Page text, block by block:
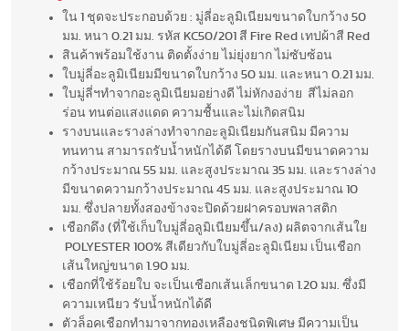
ใน 1 ชุดจะประกอบด้วย : มู่ลี่อะลูมิเนียมขนาดใบกว้าง 50
มม. หนา 0.21 มม. รหัส KC50/201 สี Fire Red เทปผ้าสี Red
สินค้าพร้อมใช้งาน ติดตั้งง่าย ไม่ยุ่งยาก ไม่ซับซ้อน
ใบมู่ลี่อะลูมิเนียมมีขนาดใบกว้าง 50 มม. และหนา 0.21 มม.
ใบมู่ลี่ฯทำจากอะลูมิเนียมอย่างดี ไม่หักงอง่าย สีไม่ลอก
ร่อน ทนต่อแสงแดด ความชื้นและไม่เกิดสนิม
รางบนและรางล่างทำจากอะลูมิเนียมกันสนิม มีความ
ทนทาน สามารถรับน้ำหนักได้ดี โดยรางบนมีขนาดความ
กว้างประมาณ 55 มม. และสูงประมาณ 35 มม. และรางล่าง
มีขนาดความกว้างประมาณ 45 มม. และสูงประมาณ 10
มม. ซึ่งปลายทั้งสองข้างจะปิดด้วยฝาครอบพลาสติก
เชือกดึง (ที่ใช้เก็บใบมู่ลี่อลูมิเนียมขึ้น/ลง) ผลิตจากเส้นใย
POLYESTER 100% สีเดียวกับใบมู่ลี่อะลูมิเนียม เป็นเชือก
เส้นใหญ่ขนาด 1.90 มม.
เชือกที่ใช้ร้อยใบ จะเป็นเชือกเส้นเล็กขนาด 1.20 มม. ซึ่งมี
ความเหนียว รับน้ำหนักได้ดี
ตัวล็อคเชือกทำมาจากทองเหลืองชนิดพิเศษ มีความเป็น